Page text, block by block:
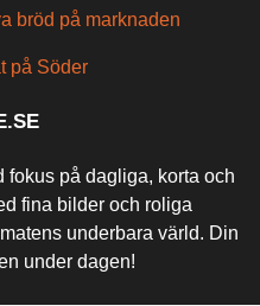
bröd på marknaden
på Söder
fokus på dagliga, korta och
fina bilder och roliga
underbara värld. Din
under dagen!